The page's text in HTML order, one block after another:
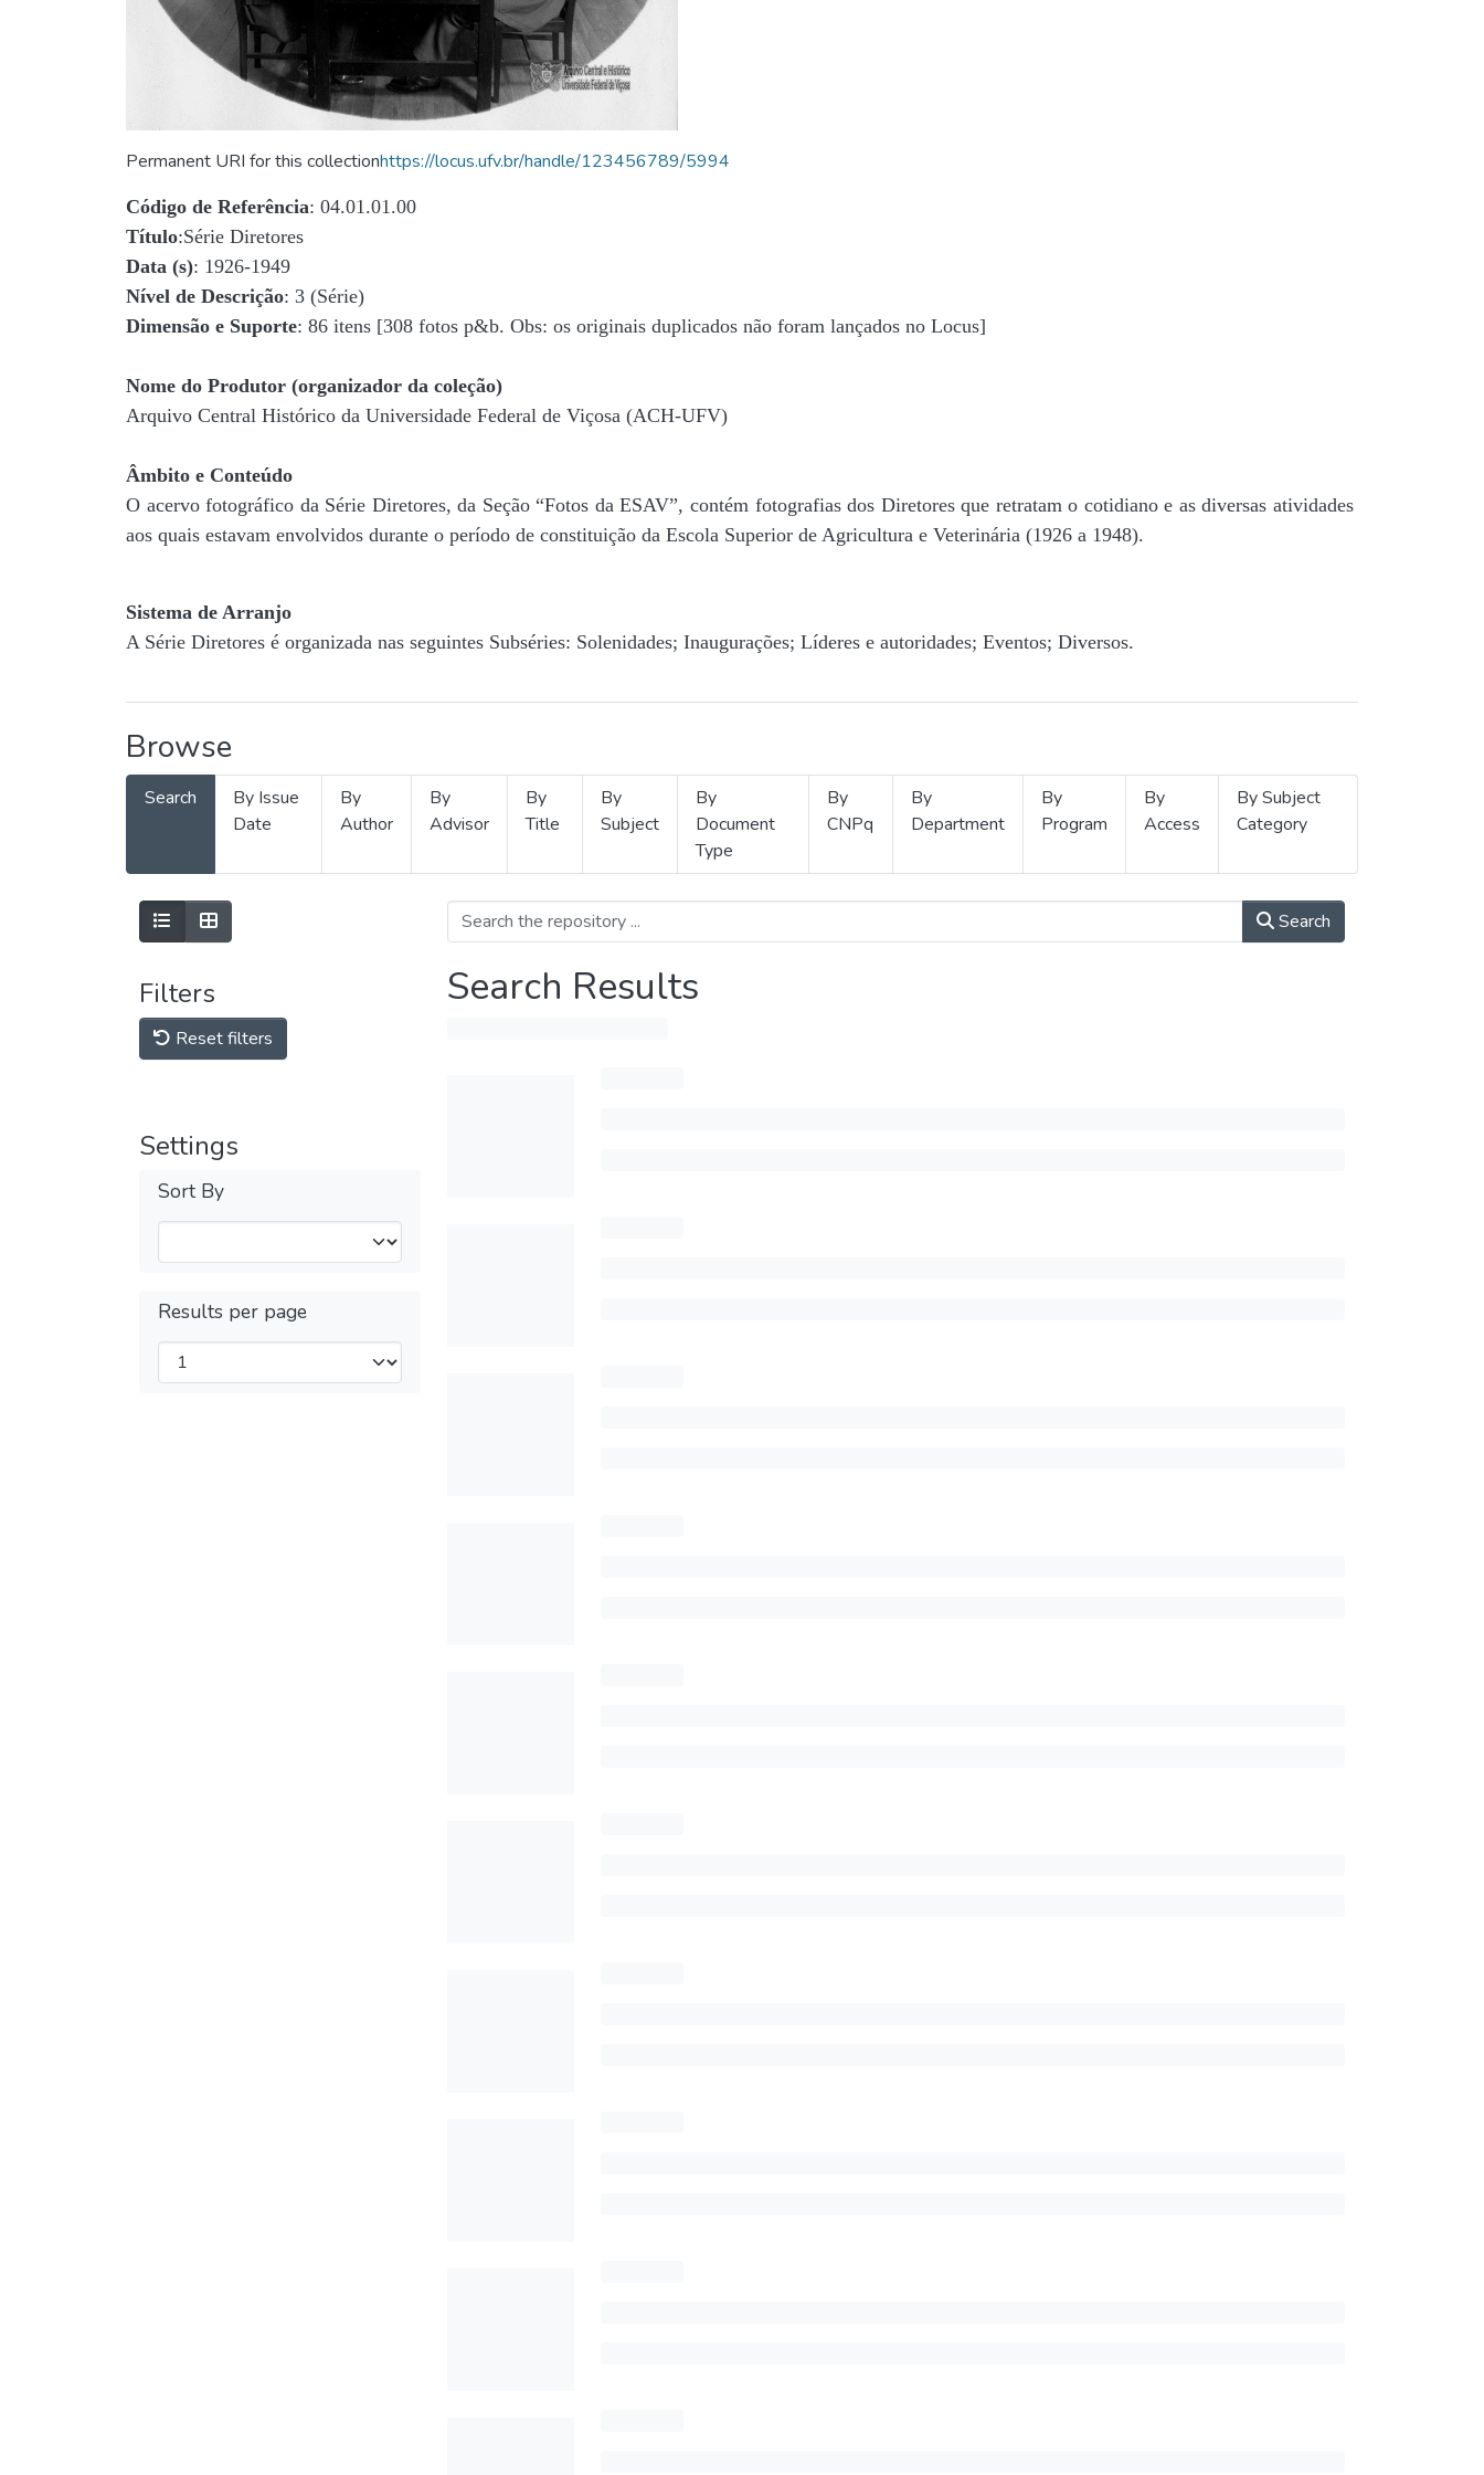
Permanent URI for this collectionhttps://locus.ufv.br/handle/123456789/5994
Código de Referência: 04.01.01.00
Título:Série Diretores
Data (s): 1926-1949
Nível de Descrição: 3 (Série)
Dimensão e Suporte: 86 itens [308 fotos p&b. Obs: os originais duplicados não foram lançados no Locus]
Nome do Produtor (organizador da coleção)
Arquivo Central Histórico da Universidade Federal de Viçosa (ACH-UFV)
Âmbito e Conteúdo
O acervo fotográfico da Série Diretores, da Seção “Fotos da ESAV”, contém fotografias dos Diretores que retratam o cotidiano e as diversas atividades
aos quais estavam envolvidos durante o período de constituição da Escola Superior de Agricultura e Veterinária (1926 a 1948).
Sistema de Arranjo
A Série Diretores é organizada nas seguintes Subséries: Solenidades; Inaugurações; Líderes e autoridades; Eventos; Diversos.
Browse
Search
By Issue
Date
By
Author
By
Advisor
By
Title
By
Subject
By
Document
Type
By
CNPq
By
Department
By
Program
By
Access
By Subject
Category
Filters
Reset filters
Settings
Sort By
Results per page
Search
Search Results